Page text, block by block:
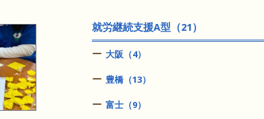
就労継続支援A型（21）
大阪（4）
豊橋（13）
富士（9）